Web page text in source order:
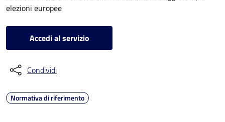
elezioni europee
Accedi al servizio
Condividi
Normativa di riferimento